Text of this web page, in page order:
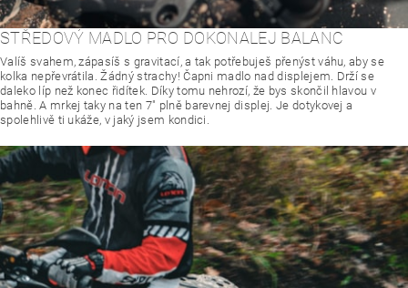
STŘEDOVÝ MADLO PRO DOKONALEJ BALANC
Valíš svahem, zápasíš s gravitací, a tak potřebuješ přenýst váhu, aby se
kolka nepřevrátila. Žádný strachy! Čapni madlo nad displejem. Drží se
daleko líp než konec řidítek. Díky tomu nehrozí, že bys skončil hlavou v
bahně. A mrkej taky na ten 7" plně barevnej displej. Je dotykovej a
spolehlivě ti ukáže, v jaký jsem kondici.